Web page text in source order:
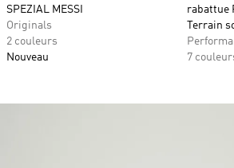
SPEZIAL MESSI
Originals
2 couleurs
Nouveau
rabattue
Terrain
7